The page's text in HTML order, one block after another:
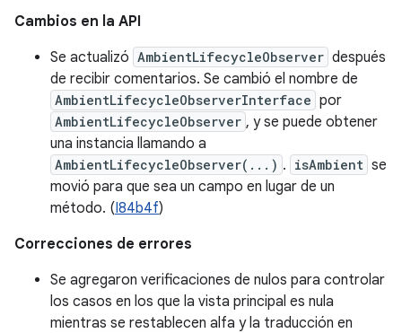
Cambios en la API
Se actualizó AmbientLifecycleObserver después
de recibir comentarios. Se cambió el nombre de
AmbientLifecycleObserverInterface por
AmbientLifecycleObserver , y se puede obtener
una instancia llamando a
AmbientLifecycleObserver(...) . isAmbient se
movió para que sea un campo en lugar de un
método. (I84b4f)
Correcciones de errores
Se agregaron verificaciones de nulos para controlar
los casos en los que la vista principal es nula
mientras se restablecen alfa y la traducción en